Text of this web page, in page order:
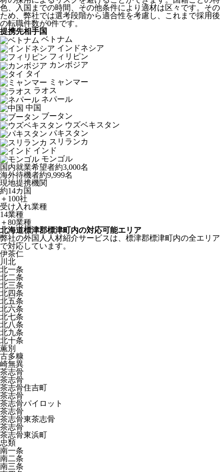
色、入国までの時間、その他条件により適材は区々です。その
ため、弊社では選考段階から適合性を考慮し、これまで採用後
の転職件数が0件です。
提携先相手国
ベトナム
インドネシア
フィリピン
カンボジア
タイ
ミャンマー
ラオス
ネパール
中国
ブータン
ウズベキスタン
パキスタン
スリランカ
インド
モンゴル
国内就業希望者約3,000名
海外待機者約9,999名
現地提携機関
約14カ国
＋100社
受け入れ業種
14業種
＋80業種
北海道標津郡標津町内の対応可能エリア
弊社の外国人人材紹介サービスは、標津郡標津町内の全エリア
で対応しています。
伊茶仁
川北
北一条
北二条
北三条
北四条
北五条
北六条
北七条
北八条
北九条
北十条
薫別
古多糠
崎無異
茶志骨
茶志骨
茶志骨住吉町
茶志骨
茶志骨パイロット
茶志骨
茶志骨東茶志骨
茶志骨
茶志骨東浜町
忠類
南一条
南二条
南三条